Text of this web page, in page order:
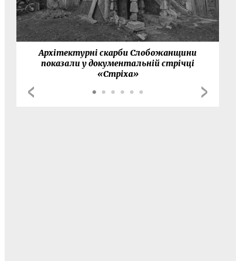
Архітектурні скарби Слобожанщини
показали у документальній стрічці
«Стріха»